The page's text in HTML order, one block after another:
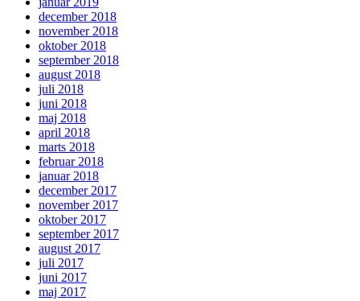
december 2018
november 2018
oktober 2018
september 2018
august 2018
juli 2018
juni 2018
maj 2018
april 2018
marts 2018
februar 2018
januar 2018
december 2017
november 2017
oktober 2017
september 2017
august 2017
juli 2017
juni 2017
maj 2017